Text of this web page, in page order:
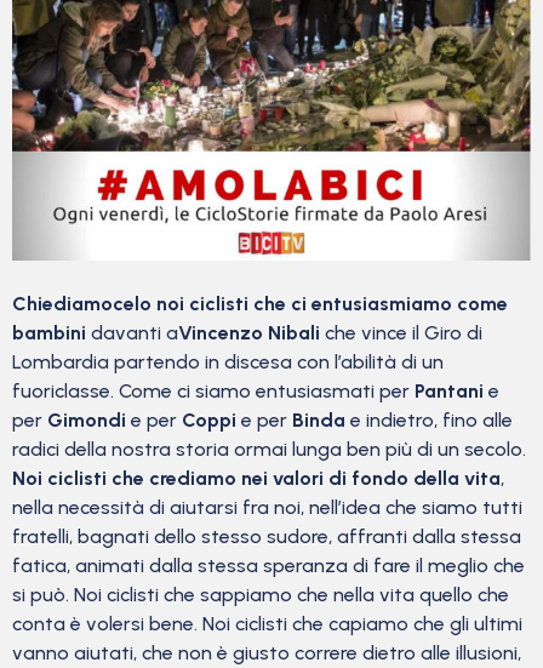
Chiediamocelo noi ciclisti che ci entusiasmiamo come
bambini davanti aVincenzo Nibali che vince il Giro di
Lombardia partendo in discesa con l’abilità di un
fuoriclasse. Come ci siamo entusiasmati per Pantani e
per Gimondi e per Coppi e per Binda e indietro, fino alle
radici della nostra storia ormai lunga ben più di un secolo.
Noi ciclisti che crediamo nei valori di fondo della vita,
nella necessità di aiutarsi fra noi, nell’idea che siamo tutti
fratelli, bagnati dello stesso sudore, affranti dalla stessa
fatica, animati dalla stessa speranza di fare il meglio che
si può. Noi ciclisti che sappiamo che nella vita quello che
conta è volersi bene. Noi ciclisti che capiamo che gli ultimi
vanno aiutati, che non è giusto correre dietro alle illusioni,